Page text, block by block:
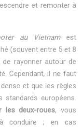
et remonter à
au Vietnamest
(souvent entre 5 et 8
de rayonner autour de
Cependant, il ne faut
et que les règles
européens.
les deux-roues, vous
à conduire ; en cas